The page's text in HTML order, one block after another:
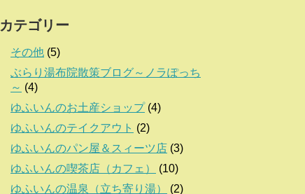
カテゴリー
その他 (5)
ぶらり湯布院散策ブログ～ノラぽっち
～ (4)
ゆふいんのお土産ショップ(4)
ゆふいんのテイクアウト (2)
ゆふいんのパン屋＆スィーツ店 (3)
ゆふいんの喫茶店（カフェ）
(10)
ゆふいんの温泉（立ち寄り湯）
(2)